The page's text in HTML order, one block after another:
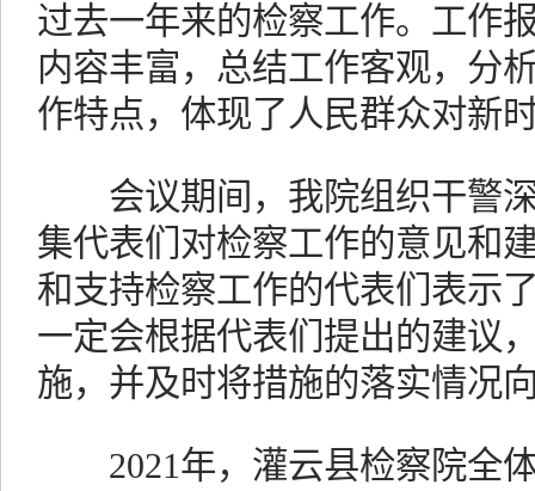
过去一年来的检察工作。工作
内容丰富，总结工作客观，分
作特点，体现了人民群众对新
会议期间，我院组织干警深
集代表们对检察工作的意见和
和支持检察工作的代表们表示
一定会根据代表们提出的建议
施，并及时将措施的落实情况
2021年，灌云县检察院全